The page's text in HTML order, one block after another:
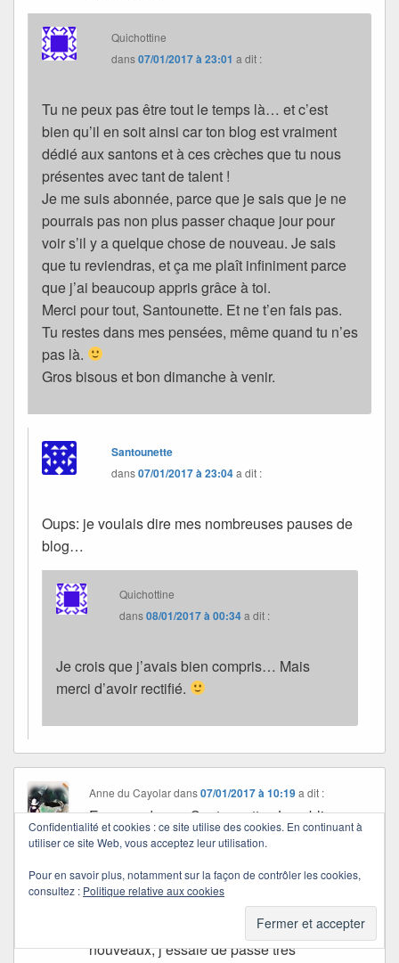
Quichottine
dans07/01/2017 à 23:01 a dit :
Tu ne peux pas être tout le temps là… et c’est
bien qu’il en soit ainsi car ton blog est vraiment
dédié aux santons et à ces crèches que tu nous
présentes avec tant de talent !
Je me suis abonnée, parce que je sais que je ne
pourrais pas non plus passer chaque jour pour
voir s’il y a quelque chose de nouveau. Je sais
que tu reviendras, et ça me plaît infiniment parce
que j’ai beaucoup appris grâce à toi.
Merci pour tout, Santounette. Et ne t’en fais pas.
Tu restes dans mes pensées, même quand tu n’es
pas là.
Gros bisous et bon dimanche à venir.
Santounette
dans07/01/2017 à 23:04a dit :
Oups: je voulais dire mes nombreuses pauses de
blog…
Quichottine
dans08/01/2017 à 00:34a dit :
Je crois que j’avais bien compris… Mais
merci d’avoir rectifié.
Anne du Cayolardans07/01/2017 à 10:19 a dit :
En accord avec Santounette. Je publie
moins, Je vais moins sur les blogs. Certains
complètement oubliée. Cela fait un peu mal
à »mon moi »mais… Tant pis pour moi… Je
passe de temps en temps sur certains blogs
nouveaux, j’essaie de passe très
Confidentialité et cookies : ce site utilise des cookies. En continuant à
utiliser ce site Web, vous acceptez leur utilisation.
Pour en savoir plus, notamment sur la façon de contrôler les cookies,
consultez : Politique relative aux cookies